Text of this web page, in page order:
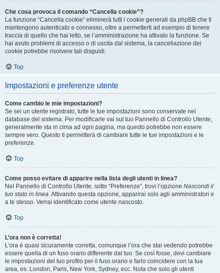
Che cosa provoca il comando “Cancella cookie”?
La funzione “Cancella cookie” eliminerà tutti i cookie generati da phpBB che ti
mantengono autenticato e connesso, oltre a permetterti ad esempio di tenere
traccia di quello che hai letto, se l’amministrazione ha attivato la funzione. Se
hai avuto problemi di accesso o di uscita dal sistema, la cancellazione dei
cookie potrebbe risolvere tali disguidi.
Top
Impostazioni e preferenze utente
Come cambio le mie impostazioni?
Se sei un utente registrato, tutte le tue impostazioni sono conservate nel
database del sistema. Per modificarle vai sul tuo Pannello di Controllo Utente;
generalmente sta in cima ad ogni pagina, ma questo potrebbe non essere
sempre vero. Questo ti permetterà di cambiare tutte le tue impostazioni e le
preferenze.
Top
Come posso evitare di apparire nella lista degli utenti in linea?
Nel Pannello di Controllo Utente, sotto “Preferenze”, trovi l’opzione Nascondi il
tuo stato in linea. Attivando questa opzione, apparirai solo agli amministratori e
a te stesso. Verrai identificato come utente nascosto.
Top
L’ora non è corretta!
L’ora è quasi sicuramente corretta, comunque l’ora che stai vedendo potrebbe
essere quella di un fuso orario differente dal tuo. Se così fosse, devi cambiare
le impostazioni del tuo profilo per il fuso orario e farlo coincidere con la tua
area, es. London, Paris, New York, Sydney, ecc. Nota che solo gli utenti